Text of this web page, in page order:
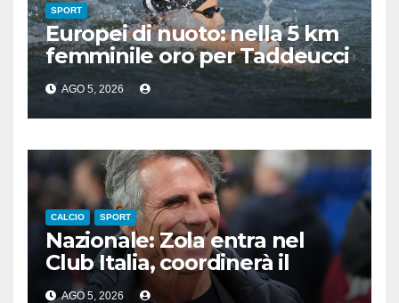
SPORT
Europei di nuoto: nella 5 km
femminile oro per Taddeucci
e bronzo per Pozzobon
AGO 5, 2026
CALCIO SPORT
Nazionale: Zola entra nel
Club Italia, coordinerà il
settore giovanile
AGO 5, 2026